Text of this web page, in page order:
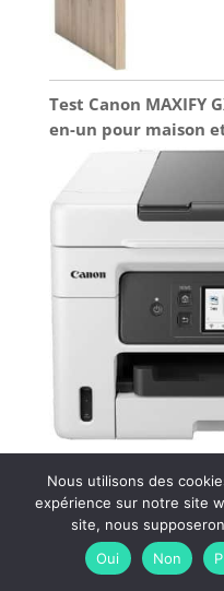
Test Canon MAXIFY
en-un pour maison
Tous droit réservés
légales- Politique de
Nous utilisons des
expérience sur notre site
site, nous
Oui
Non